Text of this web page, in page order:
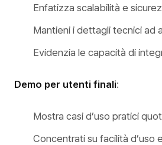
Enfatizza scalabilità e
Mantieni i dettagli tecnici ad
Evidenzia le capacità di
Demo per utenti finali:
Mostra casi d’uso pratici
Concentrati su facilità d’uso